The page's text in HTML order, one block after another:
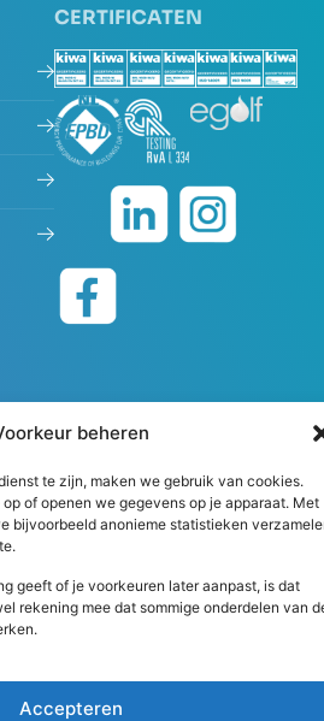
beheren
te zijn, maken we gebruik van cookies.
of openen we gegevens op je apparaat. Met
bijvoorbeeld anonieme statistieken
geeft of je voorkeuren later aanpast, is dat
rekening mee dat sommige onderdelen van
Accepteren
CERTIFICATEN
Disclaimer